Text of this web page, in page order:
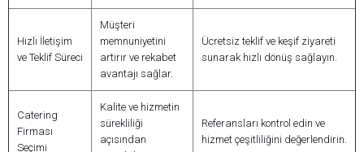
Hızlı İletişim
ve Teklif Süreci
Müşteri
memnuniyetini
artırır ve rekabet
avantajı sağlar.
Ücretsiz teklif ve keşif ziyareti
sunarak hızlı dönüş sağlayın.
Catering
Firması
Seçimi
Kalite ve hizmetin
sürekliliği
açısından
Referansları kontrol edin ve
hizmet çeşitliliğini değerlendirin.